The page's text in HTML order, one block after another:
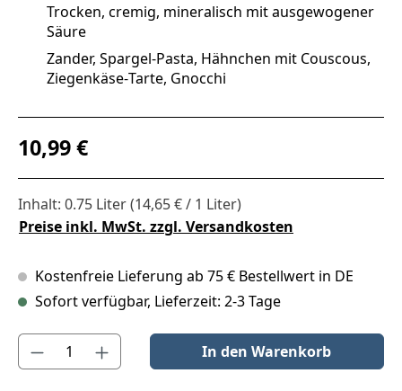
Trocken, cremig, mineralisch mit ausgewogener
Säure
Zander, Spargel‑Pasta, Hähnchen mit Couscous,
Ziegenkäse‑Tarte, Gnocchi
Regulärer Preis:
10,99 €
Inhalt: 0.75 Liter(14,65 € / 1 Liter)
Preise inkl. MwSt. zzgl. Versandkosten
Kostenfreie Lieferung ab 75 € Bestellwert in DE
Sofort verfügbar, Lieferzeit: 2-3 Tage
Produkt Anzahl: Gib den gewünschten Wert ein oder benutze
In den Warenkorb